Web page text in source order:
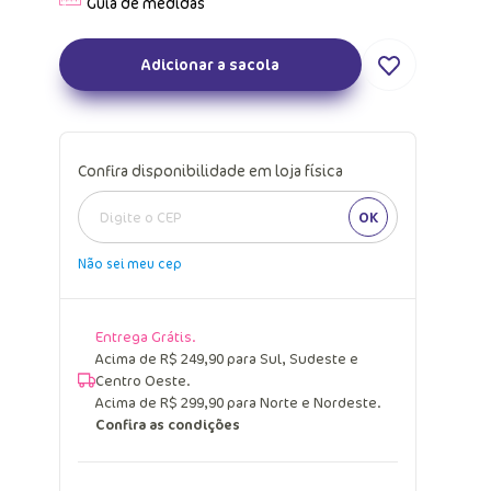
Adicionar a sacola
Confira disponibilidade em loja física
OK
Não sei meu cep
Entrega Grátis.
Acima de R$ 249,90 para Sul, Sudeste e
Centro Oeste.
Acima de R$ 299,90 para Norte e Nordeste.
Confira as condições